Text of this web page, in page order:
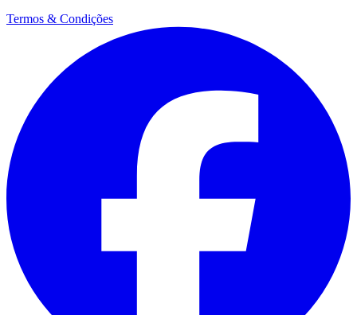
Termos & Condições